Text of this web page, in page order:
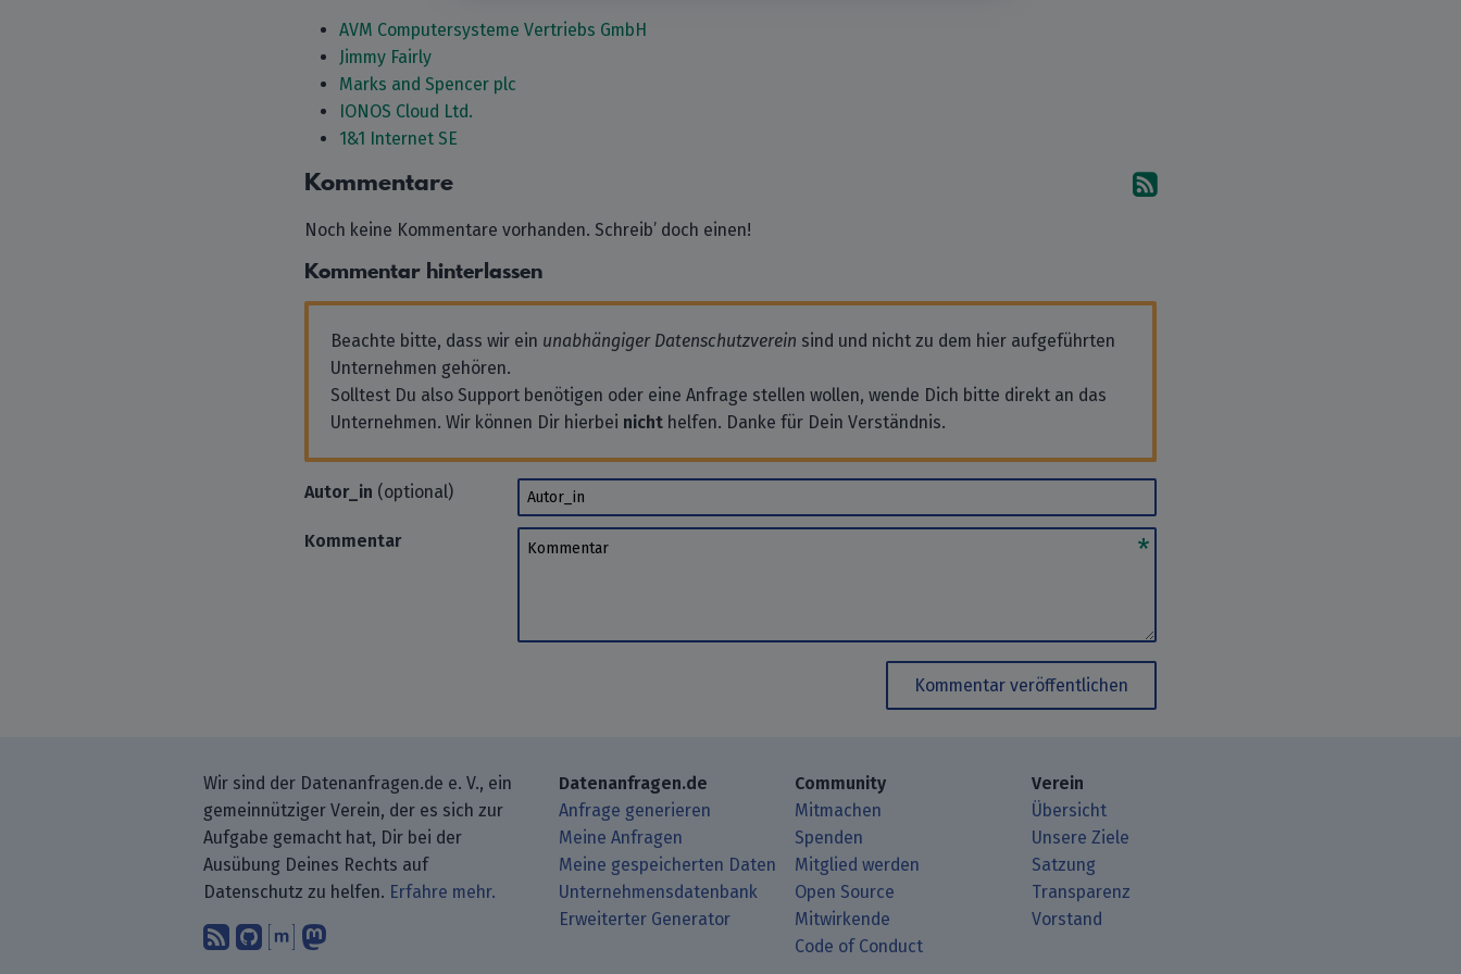
AVM Computersysteme Vertriebs GmbH
Jimmy Fairly
Marks and Spencer plc
IONOS Cloud Ltd.
1&1 Internet SE
Kommentare Abonniere die
Noch keine Kommentare vorhanden. Schreib’ doch einen!
Kommentar hinterlassen
Beachte bitte, dass wir ein unabhängiger Datenschutzverein sind und nicht zu dem hier aufgeführten
Unternehmen gehören.
Solltest Du also Support benötigen oder eine Anfrage stellen wollen, wende Dich bitte direkt an das
Unternehmen. Wir können Dir hierbei nicht helfen. Danke für Dein Verständnis.
Autor_in (optional) Autor_in
Kommentar Kommentar
Kommentar veröffentlichen
Wir sind der Datenanfragen.de e. V., ein
gemeinnütziger Verein, der es sich zur
Aufgabe gemacht hat, Dir bei der
Ausübung Deines Rechts auf
Datenschutz zu helfen. Erfahre mehr.
Abonniere unsere Blogbeiträge mit Deinem RSS-Reader.
Finde uns bei GitHub.
Unterhalte Dich mit uns über Matrix.
Folge uns bei Mastodon.
Datenanfragen.de
Anfrage generieren
Meine Anfragen
Meine gespeicherten Daten
Unternehmensdatenbank
Erweiterter Generator
Community
Mitmachen
Spenden
Mitglied werden
Open Source
Mitwirkende
Code of Conduct
Verein
Übersicht
Unsere Ziele
Satzung
Transparenz
Vorstand